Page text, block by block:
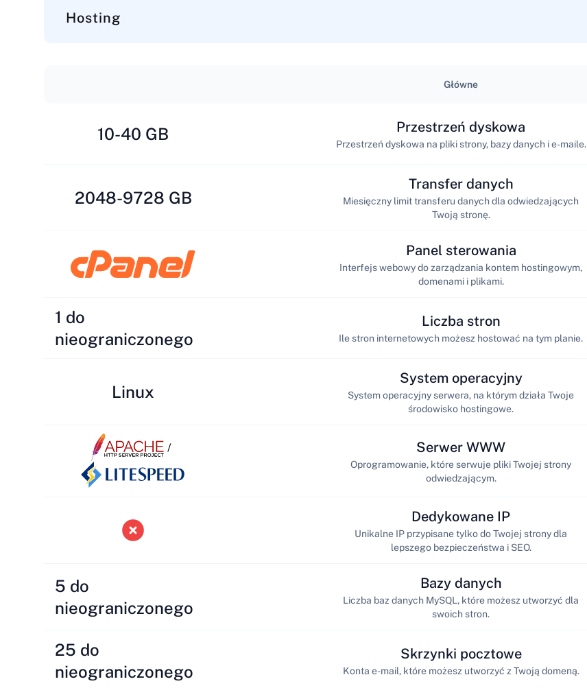
Hosting
Główne
10-40 GB Przestrzeń dyskowa
Przestrzeń dyskowa na pliki strony, bazy danych i e-maile.
2048-9728 GB
Transfer danych
Miesięczny limit transferu danych dla odwiedzających
Twoją stronę.
Panel sterowania
Interfejs webowy do zarządzania kontem hostingowym,
domenami i plikami.
1 do
nieograniczonego
Liczba stron
Ile stron internetowych możesz hostować na tym planie.
Linux
System operacyjny
System operacyjny serwera, na którym działa Twoje
środowisko hostingowe.
/ Serwer WWW
Oprogramowanie, które serwuje pliki Twojej strony
odwiedzającym.
Dedykowane IP
Unikalne IP przypisane tylko do Twojej strony dla
lepszego bezpieczeństwa i SEO.
5 do
nieograniczonego
Bazy danych
Liczba baz danych MySQL, które możesz utworzyć dla
swoich stron.
25 do
nieograniczonego
Skrzynki pocztowe
Konta e-mail, które możesz utworzyć z Twoją domeną.